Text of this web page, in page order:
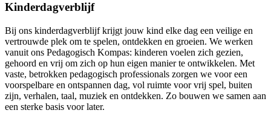
Kinderdagverblijf
Bij ons kinderdagverblijf krijgt jouw kind elke dag een veilige en
vertrouwde plek om te spelen, ontdekken en groeien. We werken
vanuit ons Pedagogisch Kompas: kinderen voelen zich gezien,
gehoord en vrij om zich op hun eigen manier te ontwikkelen. Met
vaste, betrokken pedagogisch professionals zorgen we voor een
voorspelbare en ontspannen dag, vol ruimte voor vrij spel, buiten
zijn, verhalen, taal, muziek en ontdekken. Zo bouwen we samen aan
een sterke basis voor later.